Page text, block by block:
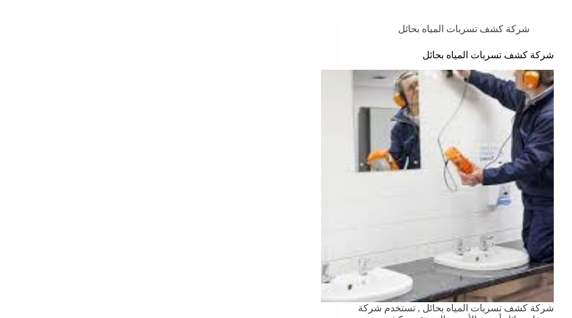
شركة كشف تسربات المياه بحائل
شركة كشف تسربات المياه بحائل
شركة كشف تسربات المياه بحائل , تستخدم شركة